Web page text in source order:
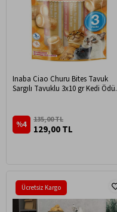
Inaba Ciao Churu Bites Tavuk
Sargılı Tavuklu 3x10 gr Kedi Ödül
129,00 TL
135,00 TL
%4
Ücretsiz Kargo